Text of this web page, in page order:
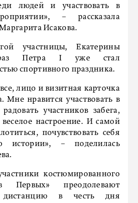
людей и участвовать в
– рассказала
Исакова.
участницы, Екатерины
Петра I уже стал
спортивного праздника.
лицо и визитная карточка
Мне нравится участвовать в
участников забега,
настроение. И самой
почувствовать себя
истории», – поделилась
костюмированного
Первых» преодолевают
дистанцию в честь дня